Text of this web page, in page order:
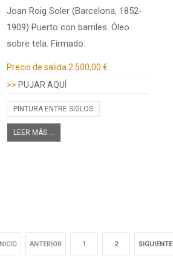
Joan Roig Soler (Barcelona, 1852-
1909) Puerto con barriles. Óleo
sobre tela. Firmado.
Precio de salida 2.500,00 €
>> PUJAR AQUÍ
PINTURA ENTRE SIGLOS
LEER MÁS ...
INICIO ANTERIOR 1 2 SIGUIENTE